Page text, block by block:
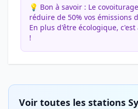
💡 Bon à savoir : Le
réduire de 50% vos émissions
En plus d'être écologique,
!
Voir toutes les stations